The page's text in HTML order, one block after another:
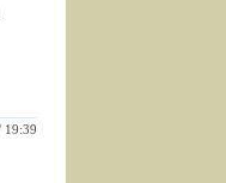
19:39